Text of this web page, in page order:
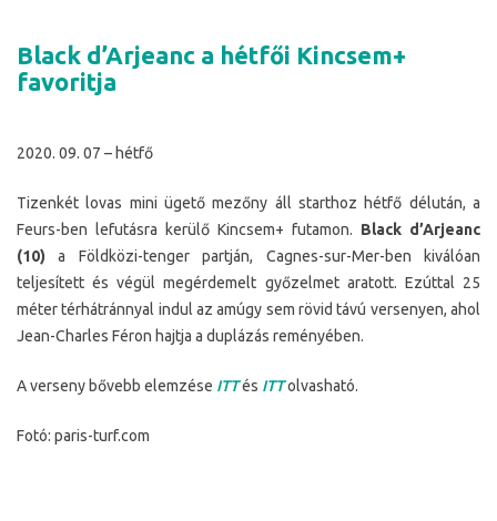
Black d’Arjeanc a hétfői Kincsem+
favoritja
2020. 09. 07 – hétfő
Tizenkét lovas mini ügető mezőny áll starthoz hétfő délután, a
Feurs-ben lefutásra kerülő Kincsem+ futamon. Black d’Arjeanc
(10) a Földközi-tenger partján, Cagnes-sur-Mer-ben kiválóan
teljesített és végül megérdemelt győzelmet aratott. Ezúttal 25
méter térhátránnyal indul az amúgy sem rövid távú versenyen, ahol
Jean-Charles Féron hajtja a duplázás reményében.
A verseny bővebb elemzése ITTés ITTolvasható.
Fotó: paris-turf.com